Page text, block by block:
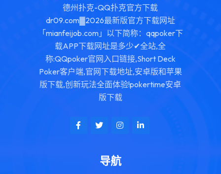
德州扑克-QQ扑克官方下载
dr09.com▓2026最新版官方下载网址
「mianfeijob.com」以下简称：qqpoker下
载APP下载网址是多少✔全站,全
称:QQpoker官网入口链接,Short Deck
Poker客户端,官网下载地址,安卓版和苹果
版下载,创新玩法全面体验!pokertime安卓
版下载
导航